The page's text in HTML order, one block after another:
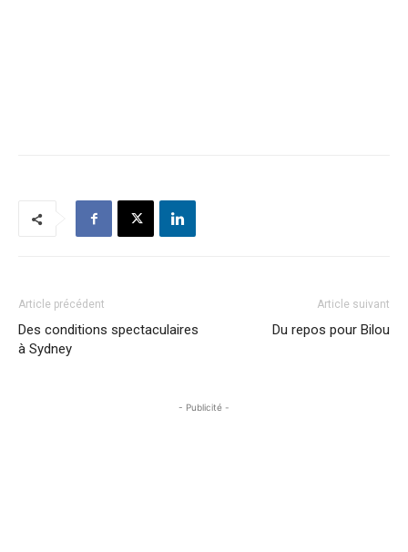
Article précédent
Des conditions spectaculaires
à Sydney
Article suivant
Du repos pour Bilou
- Publicité -